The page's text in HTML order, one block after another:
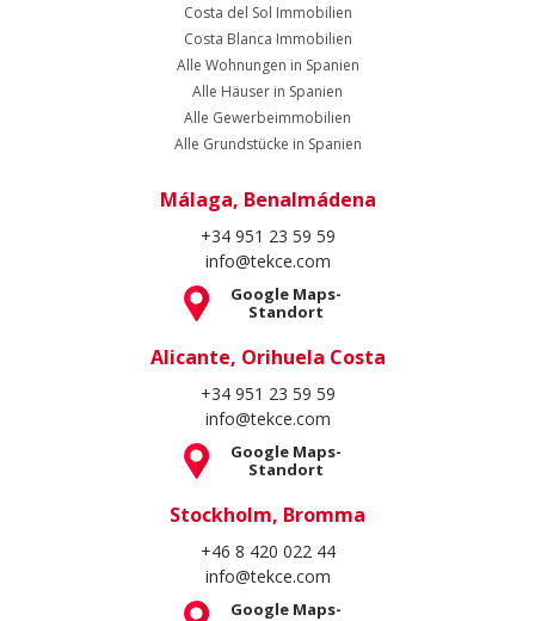
Costa del Sol Immobilien
Costa Blanca Immobilien
Alle Wohnungen in Spanien
Alle Häuser in Spanien
Alle Gewerbeimmobilien
Alle Grundstücke in Spanien
Málaga, Benalmádena
+34 951 23 59 59
info@tekce.com
Google Maps-
Standort
Alicante, Orihuela Costa
+34 951 23 59 59
info@tekce.com
Google Maps-
Standort
Stockholm, Bromma
+46 8 420 022 44
info@tekce.com
Google Maps-